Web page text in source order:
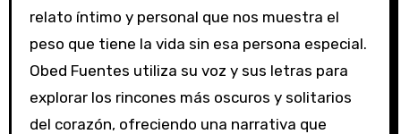
relato íntimo y personal que nos muestra el
peso que tiene la vida sin esa persona especial.
Obed Fuentes utiliza su voz y sus letras para
explorar los rincones más oscuros y solitarios
del corazón, ofreciendo una narrativa que